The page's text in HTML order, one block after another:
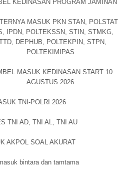
KEDINASAN PROGRAM JAMINAN
MASUK PKN STAN, POLSTAT
IPDN, POLTEKSSN, STIN, STMKG,
DEPHUB, POLTEKPIN, STPN,
POLTEKIMIPAS
MASUK KEDINASAN START 10
AGUSTUS 2026
TNI-POLRI 2026
TNI AD, TNI AL, TNI AU
AKPOL SOAL AKURAT
bintara dan tamtama